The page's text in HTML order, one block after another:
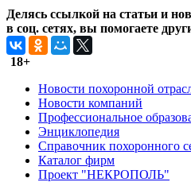
Делясь ссылкой на статьи и
в соц. сетях, вы помогаете
18+
Новости похоронной
Новости компаний
Профессиональное
Энциклопедия
Справочник похоронного
Каталог фирм
Проект "НЕКРОПОЛЬ"